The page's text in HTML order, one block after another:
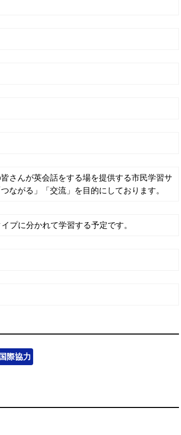
さんが英会話をする場を提供する市民学習サ
ながる」「交流」を目的にしております。
プに分かれて学習する予定です。
際協力